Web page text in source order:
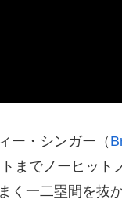
ー・シンガー（
までノーヒット
く一二塁間を抜